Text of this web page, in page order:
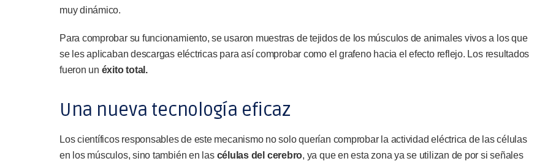
muy dinámico.
Para comprobar su funcionamiento, se usaron muestras de tejidos de los músculos de animales vivos a los que
se les aplicaban descargas eléctricas para así comprobar como el grafeno hacia el efecto reflejo. Los resultados
fueron un éxito total.
Una nueva tecnología eficaz
Los científicos responsables de este mecanismo no solo querían comprobar la actividad eléctrica de las células
en los músculos, sino también en las células del cerebro, ya que en esta zona ya se utilizan de por si señales